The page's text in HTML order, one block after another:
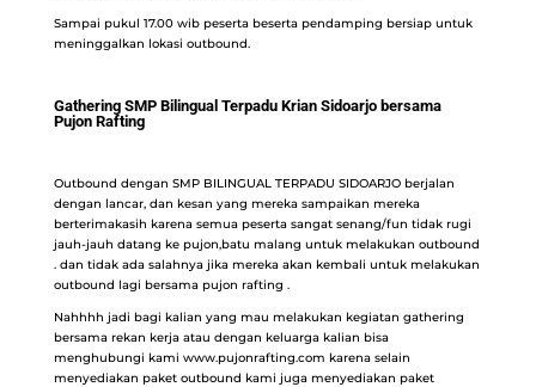
Sampai pukul 17.00 wib peserta beserta pendamping bersiap untuk
meninggalkan lokasi outbound.
Gathering SMP Bilingual Terpadu Krian Sidoarjo bersama
Pujon Rafting
Outbound dengan SMP BILINGUAL TERPADU SIDOARJO berjalan
dengan lancar, dan kesan yang mereka sampaikan mereka
berterimakasih karena semua peserta sangat senang/fun tidak rugi
jauh-jauh datang ke pujon,batu malang untuk melakukan outbound
. dan tidak ada salahnya jika mereka akan kembali untuk melakukan
outbound lagi bersama pujon rafting .
Nahhhh jadi bagi kalian yang mau melakukan kegiatan gathering
bersama rekan kerja atau dengan keluarga kalian bisa
menghubungi kami www.pujonrafting.com karena selain
menyediakan paket outbound kami juga menyediakan paket